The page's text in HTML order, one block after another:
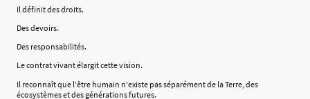
Il définit des droits.
Des devoirs.
Des responsabilités.
Le contrat vivant élargit cette vision.
Il reconnaît que l'être humain n'existe pas séparément de la Terre, des
écosystèmes et des générations futures.